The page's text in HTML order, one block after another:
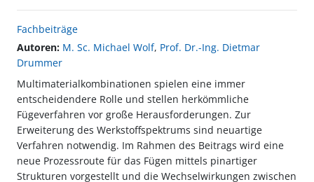
Fachbeiträge
Autoren: M. Sc. Michael Wolf, Prof. Dr.-Ing. Dietmar
Drummer
Multimaterialkombinationen spielen eine immer
entscheidendere Rolle und stellen herkömmliche
Fügeverfahren vor große Herausforderungen. Zur
Erweiterung des Werkstoffspektrums sind neuartige
Verfahren notwendig. Im Rahmen des Beitrags wird eine
neue Prozessroute für das Fügen mittels pinartiger
Strukturen vorgestellt und die Wechselwirkungen zwischen